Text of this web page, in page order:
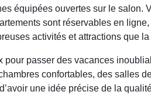
équipées ouvertes sur le
sont réservables en
activités et attractions que la
pour passer des vacances
confortables, des salles
une idée précise de la